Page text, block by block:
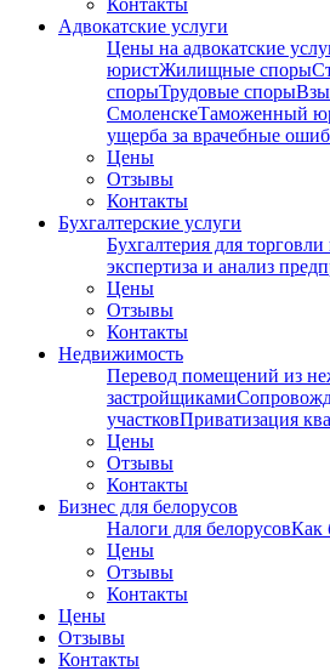
Контакты
Адвокатские услуги
Цены на адвокатские
юристЖилищные споры
спорыТрудовые споры
СмоленскеТаможенный
ущерба за врачебные
Цены
Отзывы
Контакты
Бухгалтерские услуги
Бухгалтерия для
экспертиза и анализ
Цены
Отзывы
Контакты
Недвижимость
Перевод помещений из
застройщиками
участковПриватизация
Цены
Отзывы
Контакты
Бизнес для белорусов
Налоги для белорусовКак
Цены
Отзывы
Контакты
Цены
Отзывы
Контакты